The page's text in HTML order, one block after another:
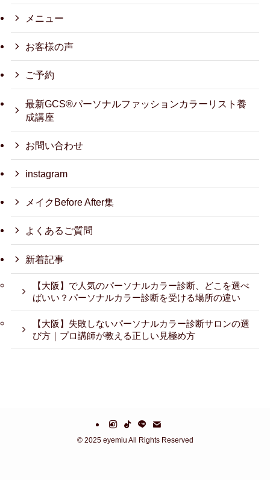
メニュー
お客様の声
ご予約
最新GCS®パーソナルファッションカラーリスト養
成講座
お問い合わせ
instagram
メイクBefore After集
よくあるご質問
新着記事
【大阪】で人気のパーソナルカラー診断、どこを選べ
ばいい？パーソナルカラー診断を受ける場所の違い
【大阪】失敗しないパーソナルカラー診断サロンの選
び方｜プロ講師が教える正しい見極め方
©2025 eyemiu All Rights Reserved